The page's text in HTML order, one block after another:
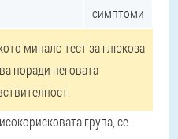
симптоми
минало тест за глюкоза
поради неговата
група, се